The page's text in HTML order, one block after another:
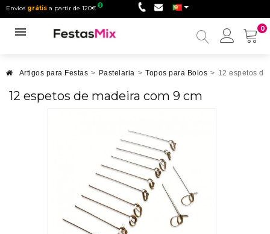
Envios grátis a partir de 120€
0
Minha
Artigos para Festas > Pastelaria > Topos para Bolos > 12 espetos
12 espetos de madeira com 9 cm